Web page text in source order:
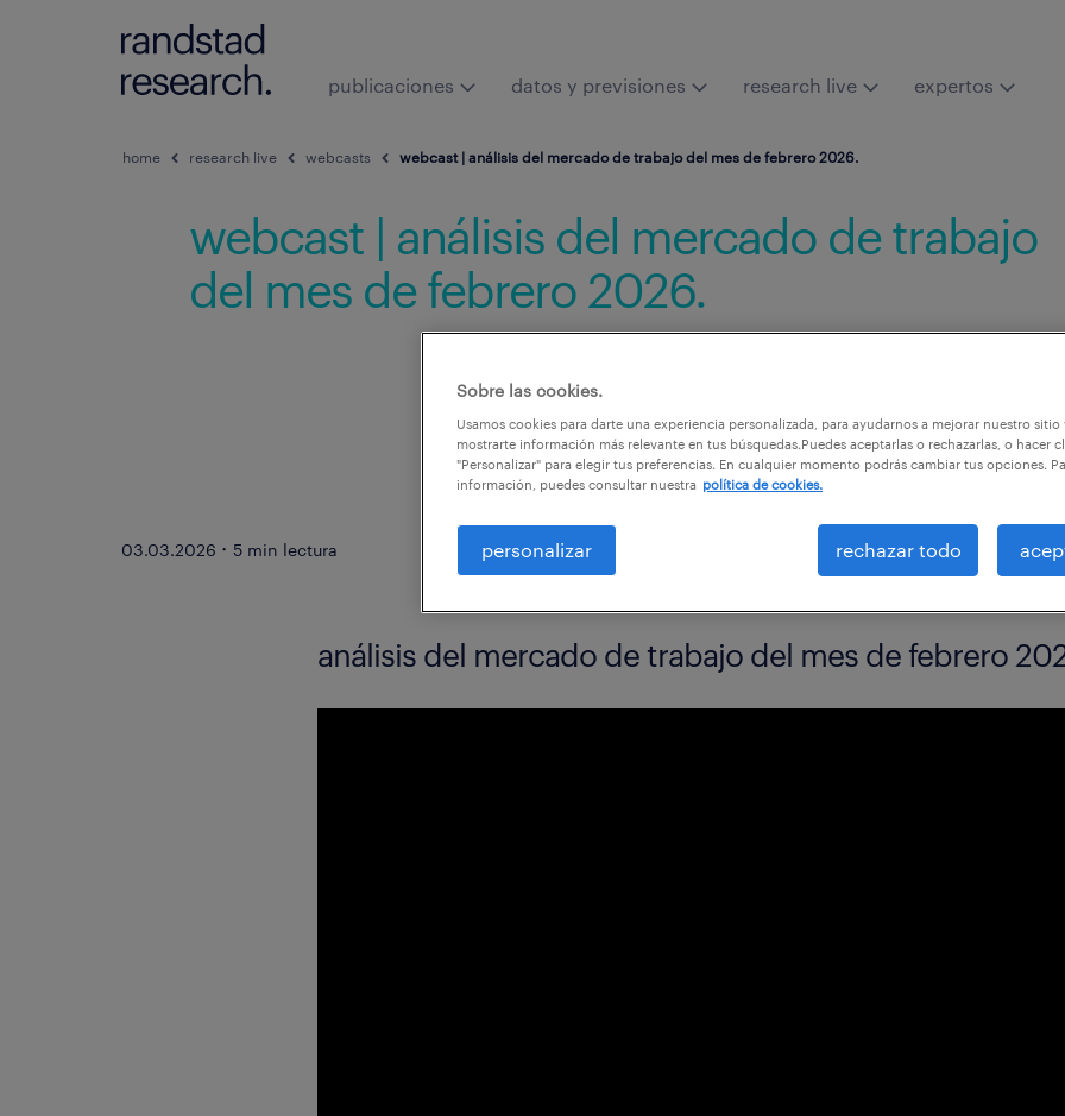
publicaciones datos y previsiones research live expertos
home research live webcasts webcast | análisis del mercado de trabajo del mes de febrero 2026.
webcast | análisis del mercado de trabajo
del mes de febrero 2026.
Conoce de cerca
paro y afiliación
febrero.
03.03.2026 · 5 min lectura
análisis del mercado de trabajo del mes de febrero
Sobre las cookies.
Usamos cookies para darte una experiencia personalizada, para ayudarnos a mejorar nuestro sitio
mostrarte información más relevante en tus búsquedas.Puedes aceptarlas o rechazarlas, o hacer
"Personalizar" para elegir tus preferencias. En cualquier momento podrás cambiar tus opciones.
información, puedes consultar nuestra política de cookies.
personalizar rechazar todo